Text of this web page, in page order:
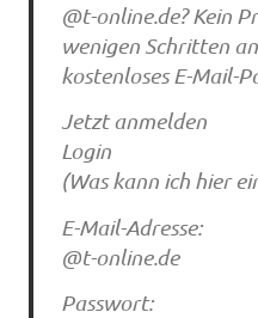
@t-online.de? Kein
wenigen Schritten
kostenloses E-Mail-
Jetzt anmelden
Login
(Was kann ich hier
E-Mail-Adresse:
@t-online.de
Passwort: